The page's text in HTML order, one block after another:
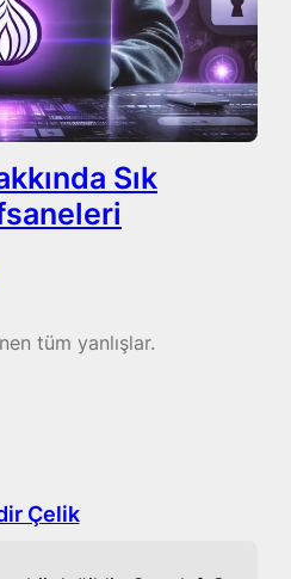
Sık
tüm yanlışlar.
Çelik